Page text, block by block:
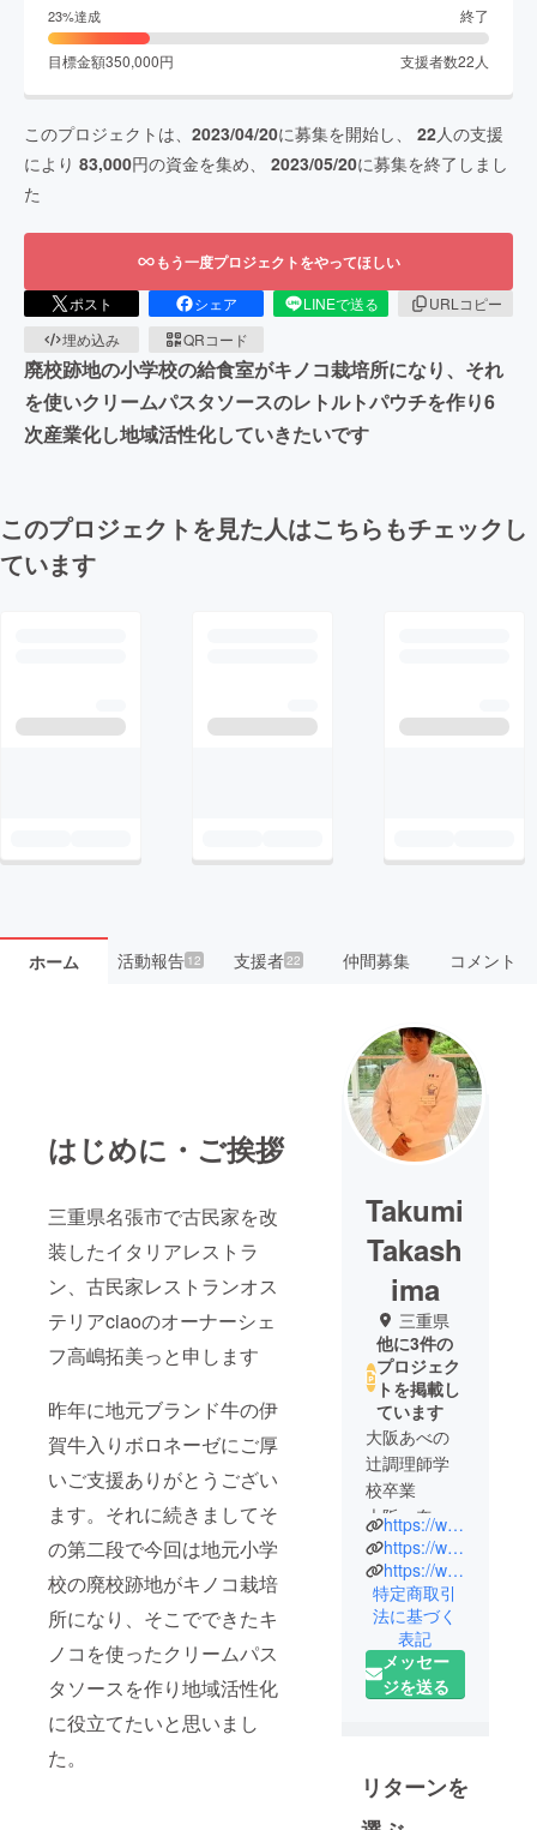
23%達成 終了
目標金額350,000円 支援者数22 人
このプロジェクトは、 2023/04/20に募集を開始し、 22人の支援
により 83,000円の資金を集め、 2023/05/20に募集を終了しまし
た
もう一度プロジェクトをやってほしい
ポスト シェア LINEで送る
URLコピー
埋め込み
QRコード
廃校跡地の小学校の給食室がキノコ栽培所になり、それ
を使いクリームパスタソースのレトルトパウチを作り6
次産業化し地域活性化していきたいです
このプロジェクトを見た人はこちらもチェックし
ています
ホーム 活動報告12 支援者22 仲間募集 コメント
はじめに・ご挨拶
三重県名張市で古民家を改
装したイタリアレストラ
ン、古民家レストランオス
テリアciaoのオーナーシェ
フ高嶋拓美っと申します
昨年に地元ブランド牛の伊
賀牛入りボロネーゼにご厚
いご支援ありがとうござい
ます。それに続きましてそ
の第二段で今回は地元小学
校の廃校跡地がキノコ栽培
所になり、そこでできたキ
ノコを使ったクリームパス
タソースを作り地域活性化
に役立てたいと思いまし
た。
Takumi
Takash
ima
三重県
他に3件の
プロジェク
トを掲載し
ています
大阪あべの
辻調理師学
校卒業
大阪、奈
良、三重の
レストラン
などで飲食
の仕事に携
わり、イタ
リアに留
学、
で古民家を
改装したイ
https://www.osteria-ciao.com
https://www.Instagram.com/osciao_takumi_takashima?
https://www.facebook.com/takumi.takashima.54
特定商取引
法に基づく
表記
メッセー
ジを送る
リターンを